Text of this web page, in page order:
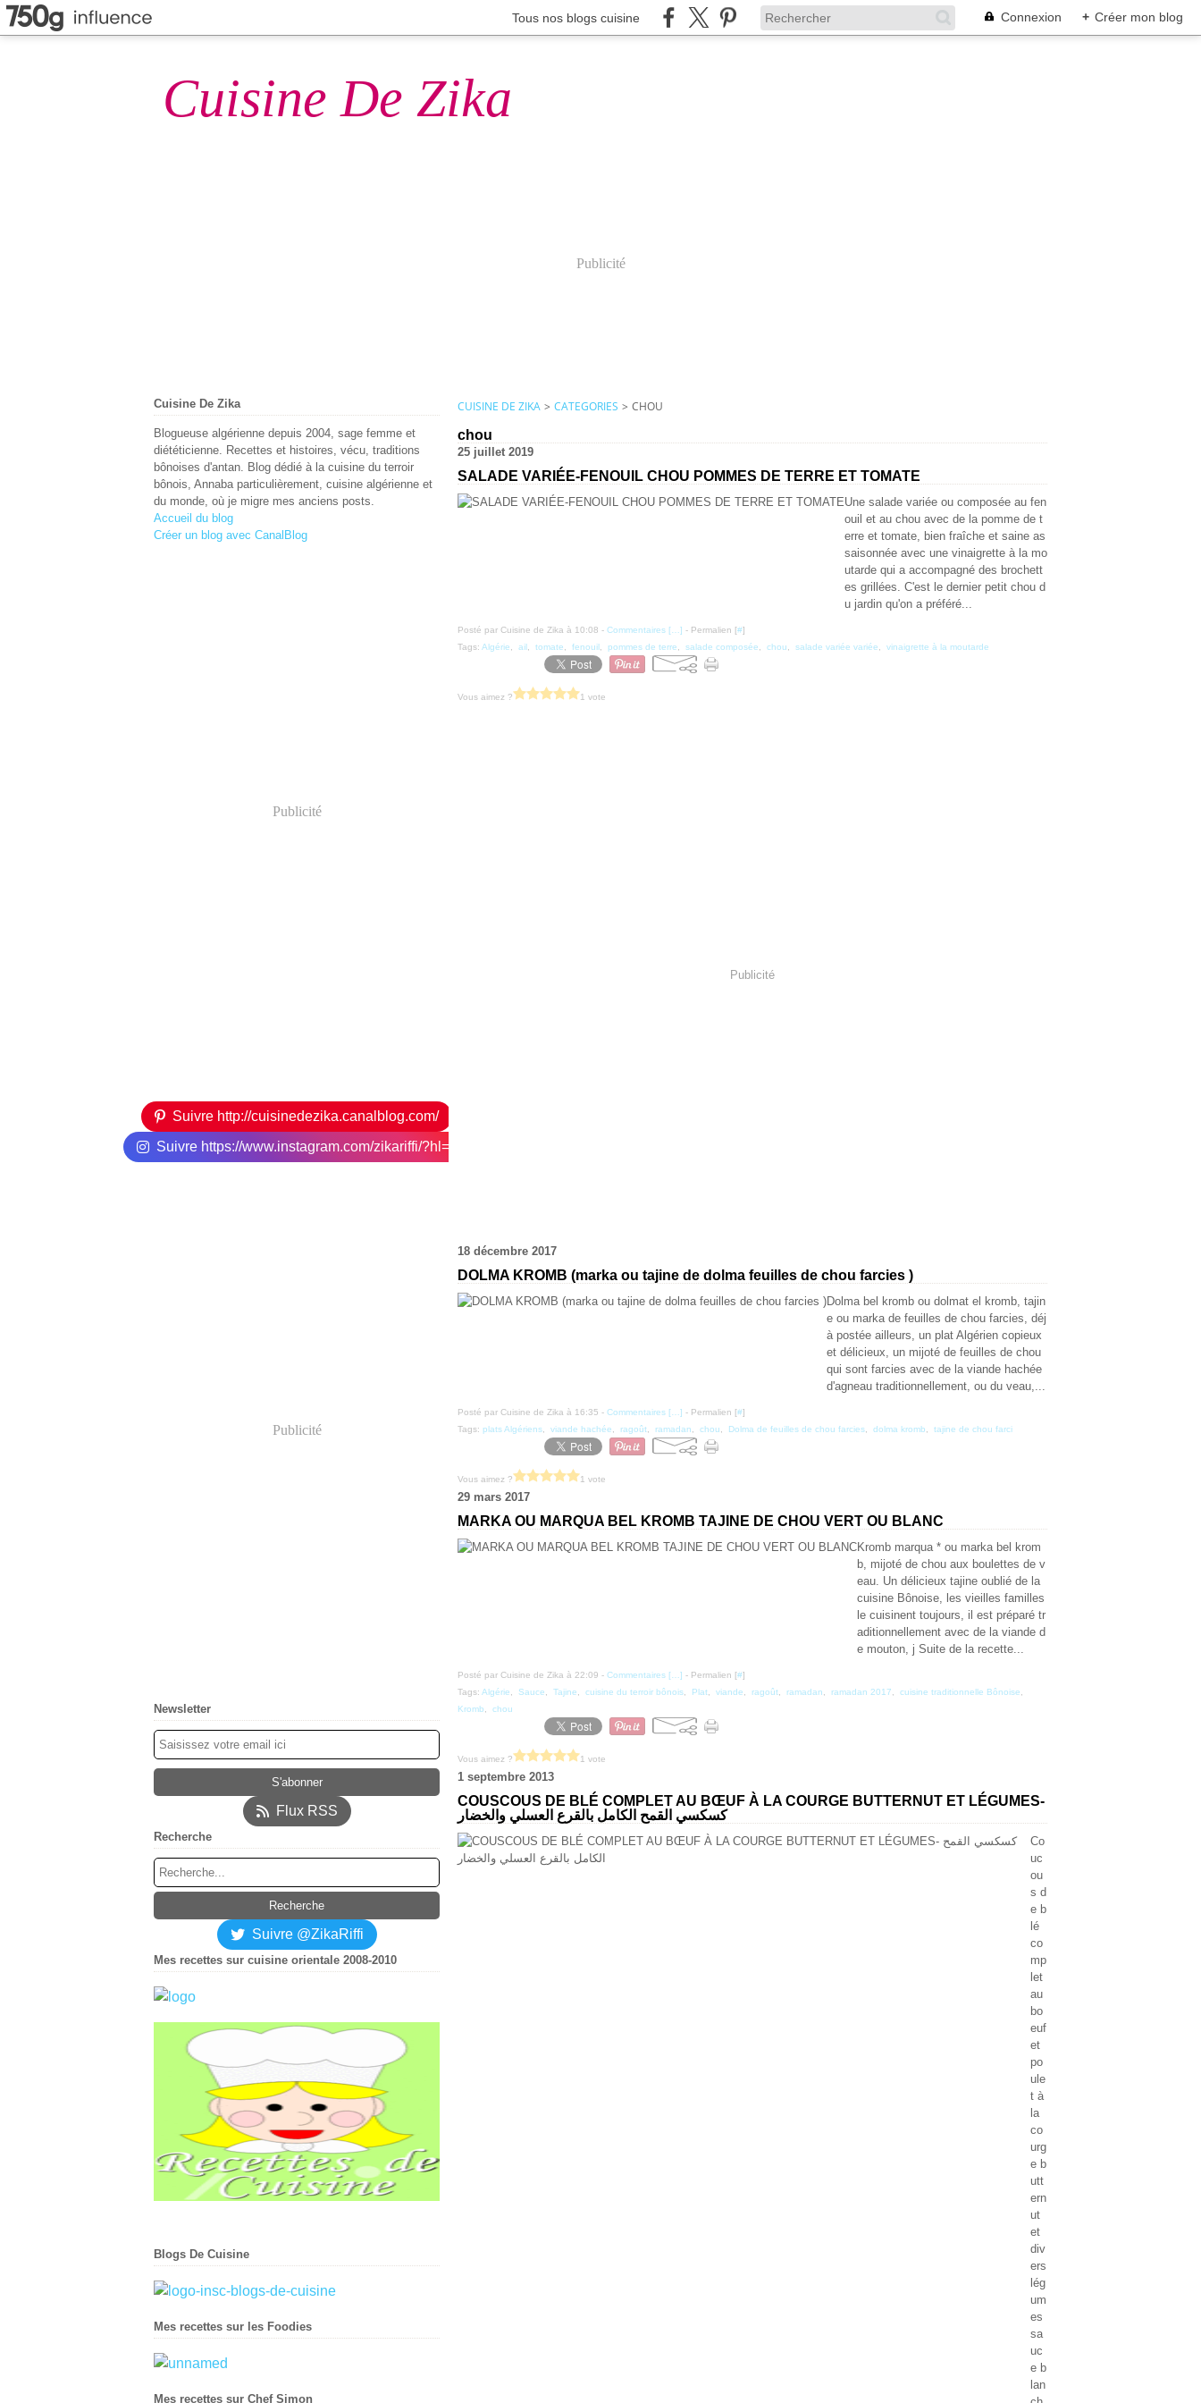
Tous nos blogs cuisine Connexion + Créer mon blog
Cuisine De Zika
Publicité
Cuisine De Zika
Blogueuse algérienne depuis 2004, sage femme et
diététicienne. Recettes et histoires, vécu, traditions
bônoises d'antan. Blog dédié à la cuisine du terroir
bônois, Annaba particulièrement, cuisine algérienne et
du monde, où je migre mes anciens posts.
Accueil du blog
Créer un blog avec CanalBlog
Publicité
Suivre http://cuisinedezika.canalblog.com/
Suivre https://www.instagram.com/zikariffi/?hl=fr
Publicité
Newsletter
Flux RSS
Recherche
Suivre @ZikaRiffi
Mes recettes sur cuisine orientale 2008-2010
Blogs De Cuisine
Mes recettes sur les Foodies
Mes recettes sur Chef Simon
CUISINE DE ZIKA > CATEGORIES > CHOU
chou
25 juillet 2019
SALADE VARIÉE-FENOUIL CHOU POMMES DE TERRE ET TOMATE
Une salade variée ou composée au fen
ouil et au chou avec de la pomme de t
erre et tomate, bien fraîche et saine as
saisonnée avec une vinaigrette à la mo
utarde qui a accompagné des brochett
es grillées. C'est le dernier petit chou d
u jardin qu'on a préféré...
Posté par Cuisine de Zika à 10:08 - Commentaires [ ] - Permalien [#]
Tags: Algérie ail tomate fenouil pommes de terre salade composée chou salade variée variée vinaigrette à la moutarde
Vous aimez ? 1 vote
Publicité
18 décembre 2017
DOLMA KROMB (marka ou tajine de dolma feuilles de chou farcies )
Dolma bel kromb ou dolmat el kromb, tajin
e ou marka de feuilles de chou farcies, déj
à postée ailleurs, un plat Algérien copieux
et délicieux, un mijoté de feuilles de chou
qui sont farcies avec de la viande hachée
d'agneau traditionnellement, ou du veau,...
Posté par Cuisine de Zika à 16:35 - Commentaires [ ] - Permalien [#]
Tags: plats Algériens viande hachée ragoût ramadan chou Dolma de feuilles de chou farcies dolma kromb tajine de chou farci
Vous aimez ? 1 vote
29 mars 2017
MARKA OU MARQUA BEL KROMB TAJINE DE CHOU VERT OU BLANC
Kromb marqua * ou marka bel krom
b, mijoté de chou aux boulettes de v
eau. Un délicieux tajine oublié de la
cuisine Bônoise, les vieilles familles
le cuisinent toujours, il est préparé tr
aditionnellement avec de la viande d
e mouton, j Suite de la recette...
Posté par Cuisine de Zika à 22:09 - Commentaires [ ] - Permalien [#]
Tags: Algérie Sauce Tajine cuisine du terroir bônois Plat viande ragoût ramadan ramadan 2017 cuisine traditionnelle Bônoise
Kromb
chou
Vous aimez ? 1 vote
1 septembre 2013
COUSCOUS DE BLÉ COMPLET AU BŒUF À LA COURGE BUTTERNUT ET LÉGUMES-
كسكسي القمح الكامل بالقرع العسلي والخضار
Co
uc
ou
s d
e b
lé
co
mp
let
au
bo
euf
et
po
ule
t à
la
co
urg
e b
utt
ern
ut
et
div
ers
lég
um
es
sa
uc
e b
lan